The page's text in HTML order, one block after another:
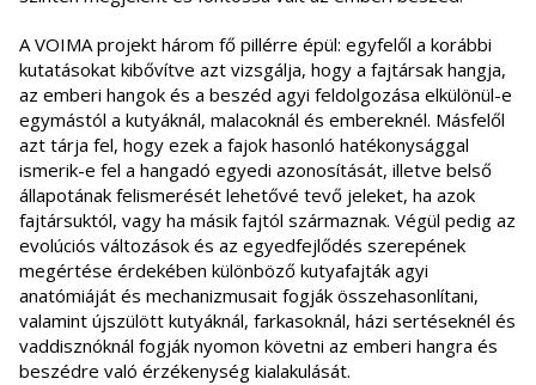
A VOIMA projekt három fő pillérre épül: egyfelől a korábbi
kutatásokat kibővítve azt vizsgálja, hogy a fajtársak hangja,
az emberi hangok és a beszéd agyi feldolgozása elkülönül-e
egymástól a kutyáknál, malacoknál és embereknél. Másfelől
azt tárja fel, hogy ezek a fajok hasonló hatékonysággal
ismerik-e fel a hangadó egyedi azonosítását, illetve belső
állapotának felismerését lehetővé tevő jeleket, ha azok
fajtársuktól, vagy ha másik fajtól származnak. Végül pedig az
evolúciós változások és az egyedfejlődés szerepének
megértése érdekében különböző kutyafajták agyi
anatómiáját és mechanizmusait fogják összehasonlítani,
valamint újszülött kutyáknál, farkasoknál, házi sertéseknél és
vaddisznóknál fogják nyomon követni az emberi hangra és
beszédre való érzékenység kialakulását.